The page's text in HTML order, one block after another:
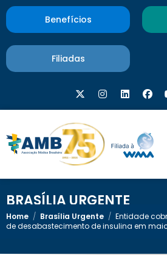
Benefícios
Filiadas
BRASÍLIA URGENTE
Home / Brasília Urgente / Entidade
de desabastecimento de insulina em